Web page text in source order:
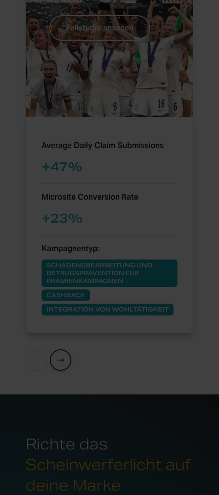
Fallstudie ansehen
Average Daily Claim Submissions
+71%
Microsite Conversion Rate
+37%
Kampagnentyp:
SCHADENSBEARBEITUNG UND
BETRUGSPRÄVENTION FÜR
PRÄMIENKAMPAGNEN
CASHBACK
INTEGRATION VON WOHLTÄTIGKEIT
Richte das
Scheinwerferlicht auf
deine Marke